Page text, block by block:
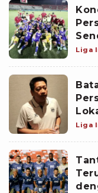
Liga
Liga